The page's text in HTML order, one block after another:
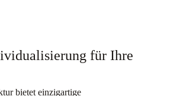
für Ihre
bietet einzigartige